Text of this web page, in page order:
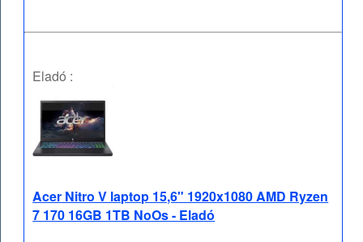
Eladó :
Acer Nitro V laptop 15,6" 1920x1080 AMD Ryzen
7 170 16GB 1TB NoOs - Eladó